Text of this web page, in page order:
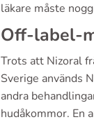
läkare måste
Off-label-
Trots att Nizoral
Sverige används
andra
hudåkommor. En